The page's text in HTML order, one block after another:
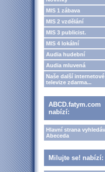
MIS 1 zábava
MIS 2 vzdělání
MIS 3 publicist.
MIS 4 lokální
Audia hudební
Audia mluvená
Naše další internetové
televize zdarma...
ABCD.fatym.com
nabízí:
Hlavní strana
Abeceda
Milujte se! nabízí: